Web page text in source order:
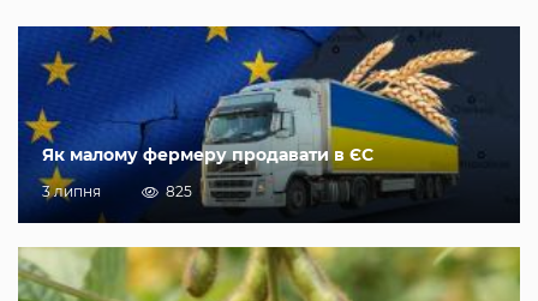
Як малому фермеру продавати в ЄС
3 липня 825